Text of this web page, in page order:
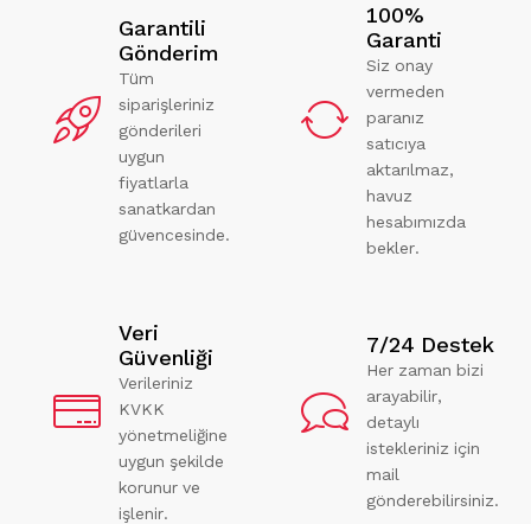
Garantili
Gönderim
Tüm
siparişleriniz
gönderileri
uygun
fiyatlarla
sanatkardan
güvencesinde.
100%
Garanti
Siz onay
vermeden
paranız
satıcıya
aktarılmaz,
havuz
hesabımızda
bekler.
Veri
Güvenliği
Verileriniz
KVKK
yönetmeliğine
uygun şekilde
korunur ve
işlenir.
7/24 Destek
Her zaman bizi
arayabilir,
detaylı
istekleriniz için
mail
gönderebilirsiniz.